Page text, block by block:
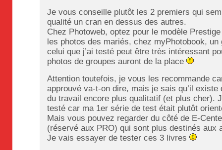
Je vous conseille plutôt les 2 premiers qui
qualité un cran en dessus des autres.
Chez Photoweb, optez pour le modèle
les photos des mariés, chez myPhotobook, un
celui que j’ai testé peut être très intéressant
photos de groupes auront de la place
Attention toutefois, je vous les recommande
approuvé va-t-on dire, mais je sais qu’il
du travail encore plus qualitatif (et plus cher).
testé car ma 1er série de test était plutôt
Mais vous pouvez regarder du côté de E-
(réservé aux PRO) qui sont plus destinés aux
Je vais essayer de tester ces 3 livres